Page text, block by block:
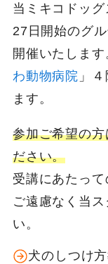
当ミキコドッ
27日開始のグ
開催いたしま
わ動物病院 」
ます。
参加ご希望の方
ださい。
受講にあたっ
ご遠慮なく当
い。
犬のしつけ